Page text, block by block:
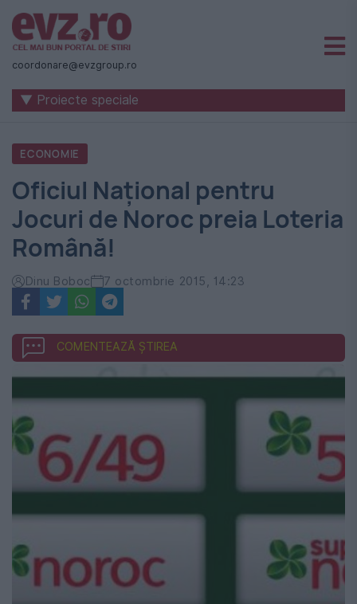
Știri
naționale
internaționale
România
-
Evenimentul
Zilei
coordonare@evzgroup.ro
▼ Proiecte speciale
ECONOMIE
Oficiul Naţional pentru
Jocuri de Noroc preia Loteria
Română!
Dinu Boboc 7 octombrie 2015, 14:23
COMENTEAZĂ ȘTIREA